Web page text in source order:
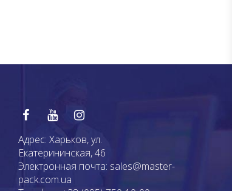
Адрес: Харьков, ул.
Екатерининская, 46
Электронная почта: sales@master-
pack.com.ua